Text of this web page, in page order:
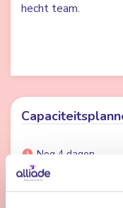
hecht team.
Nog 4 dagen
Stiens
28 - 32 uur |